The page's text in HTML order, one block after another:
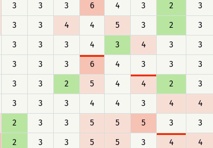
3 3 3 6 4 3 2 3
3 3 4 4 5 3 2 3
3 3 3 4 3 4 3 3
3 3 3 6 4 3 3 3
3 3 2 5 4 4 2 3
3 3 3 4 4 3 4 4
2 3 3 5 5 5 3 3
2 3 3 5 5 3 4 4